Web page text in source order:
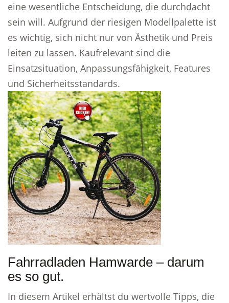
eine wesentliche Entscheidung, die durchdacht
sein will. Aufgrund der riesigen Modellpalette ist
es wichtig, sich nicht nur von Ästhetik und Preis
leiten zu lassen. Kaufrelevant sind die
Einsatzsituation, Anpassungsfähigkeit, Features
und Sicherheitsstandards.
Fahrradladen Hamwarde – darum
es so gut.
In diesem Artikel erhältst du wertvolle Tipps, die